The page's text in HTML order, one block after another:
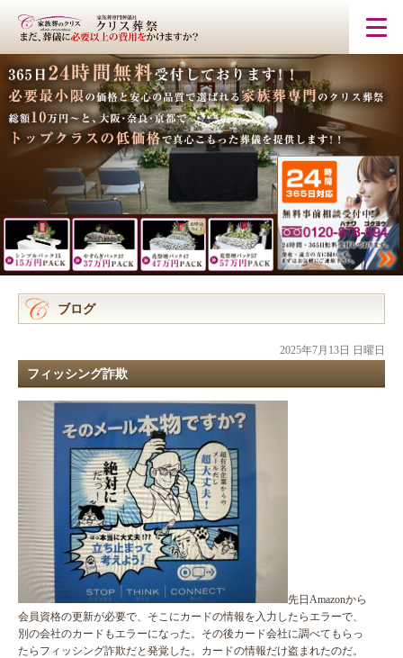
ブログ
2025年7月13日 日曜日
フィッシング詐欺
先日Amazonから
会員資格の更新が必要で、そこにカードの情報を入力したらエラーで、
別の会社のカードもエラーになった。その後カード会社に調べてもらっ
たらフィッシング詐欺だと発覚した。カードの情報だけ盗まれたのだ。